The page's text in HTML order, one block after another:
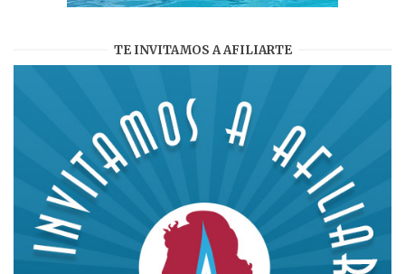
TE INVITAMOS A AFILIARTE